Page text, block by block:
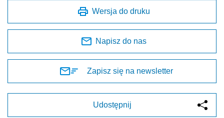
Wersja do druku
Napisz do nas
Zapisz się na newsletter
Udostępnij